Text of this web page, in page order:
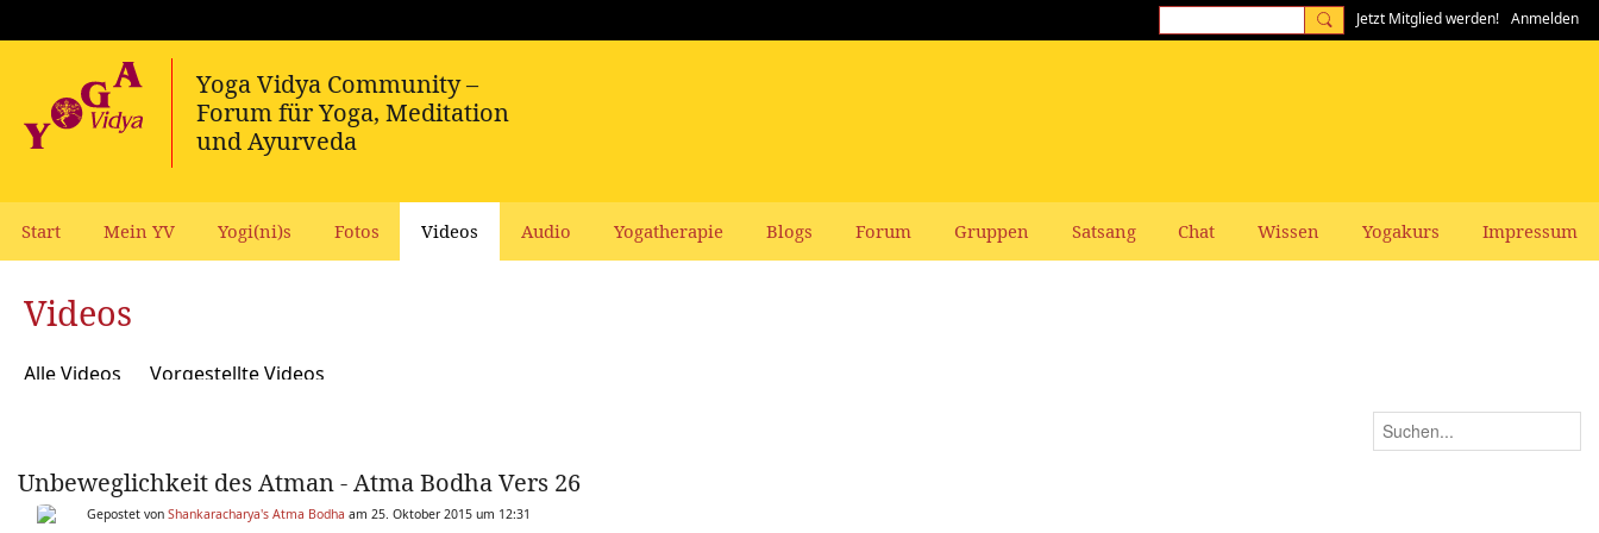
Jetzt Mitglied werden! Anmelden
Start Mein YV Yogi(ni)s Fotos Videos Audio Yogatherapie Blogs Forum Gruppen Satsang Chat Wissen Yogakurs Impressum
Videos
Alle Videos Vorgestellte Videos
Unbeweglichkeit des Atman - Atma Bodha Vers 26
Gepostet von Shankaracharya's Atma Bodha am 25. Oktober 2015 um 12:31